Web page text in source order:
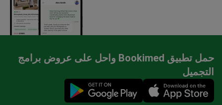
حمل تطبيق Bookimed واحل على عروض برامج
التجميل
Mobile app illustration